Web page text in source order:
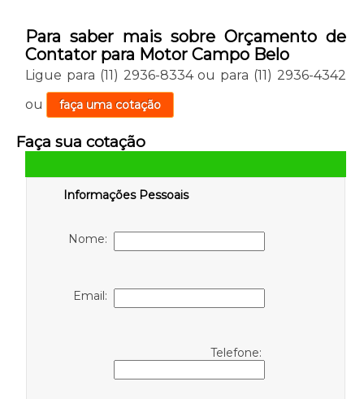
Para saber mais sobre Orçamento de
Contator para Motor Campo Belo
Ligue para (11) 2936-8334ou para (11) 2936-4342
ou
faça uma cotação
Faça sua cotação
Informações Pessoais
Nome:
Email:
Telefone: